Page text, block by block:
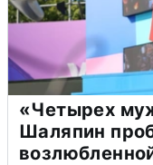
«Четырех
Шаляпин